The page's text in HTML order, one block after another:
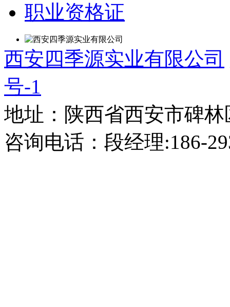
职业资格证
西安四季源实业有限公司
号-1
地址：陕西省西安市碑
咨询电话：段经理:186-